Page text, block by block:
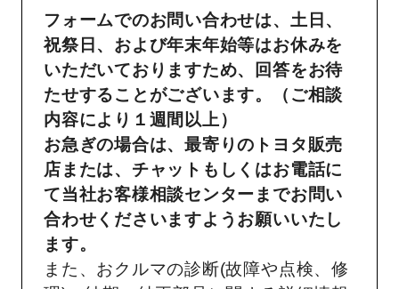
フォームでのお問い合わせは、土日、
祝祭日、および年末年始等はお休みを
いただいておりますため、回答をお待
たせすることがございます。（ご相談
内容により１週間以上）
お急ぎの場合は、最寄りのトヨタ販売
店または、チャットもしくはお電話に
て当社お客様相談センターまでお問い
合わせくださいますようお願いいたし
ます。
また、おクルマの診断(故障や点検、修